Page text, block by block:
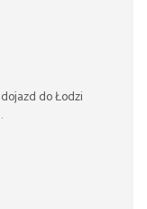
do Łodzi